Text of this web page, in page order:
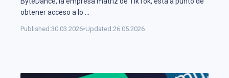
obtener acceso a lo
Published:30.03.2026•Updated:26.05.2026